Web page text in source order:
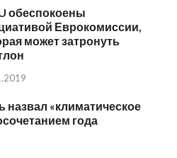
обеспокоены
Еврокомиссии,
может затронуть
«климатическое
года